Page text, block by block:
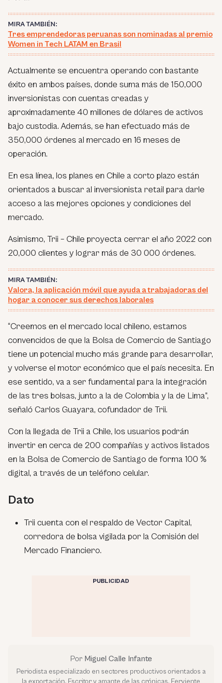
MIRA TAMBIÉN:
Tres emprendedoras peruanas son nominadas al premio
Women in Tech LATAM en Brasil
Actualmente se encuentra operando con bastante
éxito en ambos países, donde suma más de 150,000
inversionistas con cuentas creadas y
aproximadamente 40 millones de dólares de activos
bajo custodia. Además, se han efectuado más de
350,000 órdenes al mercado en 16 meses de
operación.
En esa línea, los planes en Chile a corto plazo están
orientados a buscar al inversionista retail para darle
acceso a las mejores opciones y condiciones del
mercado.
Asimismo, Trii – Chile proyecta cerrar el año 2022 con
20,000 clientes y lograr más de 30 000 órdenes.
MIRA TAMBIÉN:
Valora, la aplicación móvil que ayuda a trabajadoras del
hogar a conocer sus derechos laborales
“Creemos en el mercado local chileno, estamos
convencidos de que la Bolsa de Comercio de Santiago
tiene un potencial mucho más grande para desarrollar,
y volverse el motor económico que el país necesita. En
ese sentido, va a ser fundamental para la integración
de las tres bolsas, junto a la de Colombia y la de Lima”,
señaló Carlos Guayara, cofundador de Trii.
Con la llegada de Trii a Chile, los usuarios podrán
invertir en cerca de 200 compañías y activos listados
en la Bolsa de Comercio de Santiago de forma 100 %
digital, a través de un teléfono celular.
Dato
Trii cuenta con el respaldo de Vector Capital,
corredora de bolsa vigilada por la Comisión del
Mercado Financiero.
PUBLICIDAD
Por Miguel Calle Infante
Periodista especializado en sectores productivos orientados a